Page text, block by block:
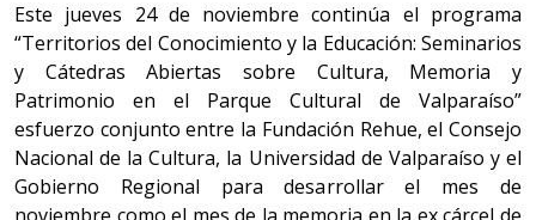
​Este jueves 24 de noviembre continúa el programa
“Territorios del Conocimiento y la Educación: Seminarios
y Cátedras Abiertas sobre Cultura, Memoria y
Patrimonio en el Parque Cultural de Valparaíso”
esfuerzo conjunto entre la Fundación Rehue, el Consejo
Nacional de la Cultura, la Universidad de Valparaíso y el
Gobierno Regional para desarrollar el mes de